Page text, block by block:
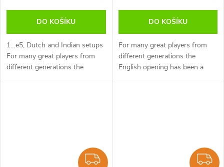
DO KOŠÍKU
1…e5, Dutch and Indian setups
For many great players from
different generations the
English opening has been a
DO KOŠÍKU
For many great players from
different generations the
English opening has been a
logical complement to 1.d4. By
ZDARMA